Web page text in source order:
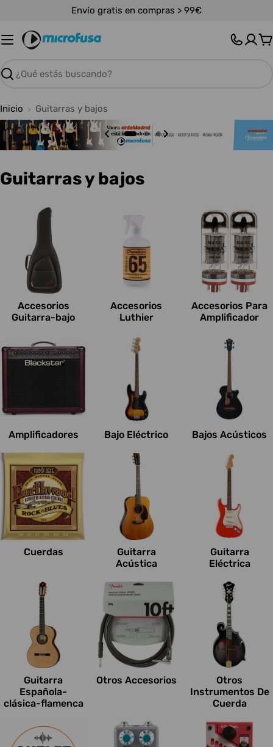
contenido
Envío gratis en compras > 99€
Buscar
Inicio Guitarras y bajos
C
e
s
:
Guitarras y bajos
Accesorios
Guitarra-bajo
Accesorios
Luthier
Accesorios Para
Amplificador
Amplificadores Bajo Eléctrico Bajos Acústicos
Cuerdas
Guitarra
Acústica
Guitarra
Eléctrica
Guitarra
Española-
clásica-flamenca
Otros Accesorios
Otros
Instrumentos De
Cuerda